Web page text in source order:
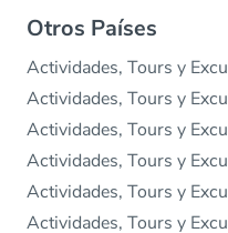
Otros Países
Actividades, Tours y
Actividades, Tours y
Actividades, Tours y
Actividades, Tours y
Actividades, Tours y
Actividades, Tours y